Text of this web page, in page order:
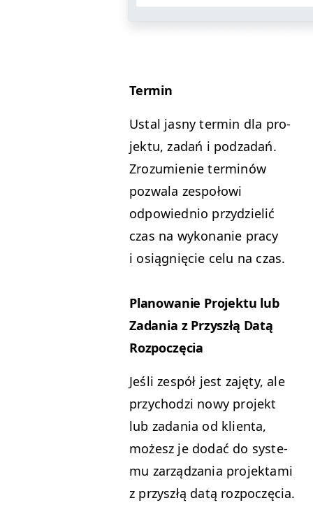
Ter­min
Ustal jas­ny ter­min dla pro­
jek­tu, zadań i podzadań.
Zrozu­mie­nie ter­minów
pozwala zespołowi
odpowied­nio przy­dzielić
czas na wyko­nanie pra­cy
i osiąg­nię­cie celu na czas.
Planowanie Pro­jek­tu lub
Zada­nia z Przyszłą Datą
Rozpoczęcia
Jeśli zespół jest zaję­ty, ale
przy­chodzi nowy pro­jekt
lub zada­nia od klien­ta,
możesz je dodać do sys­te­
mu zarządza­nia pro­jek­ta­mi
z przyszłą datą rozpoczęcia.